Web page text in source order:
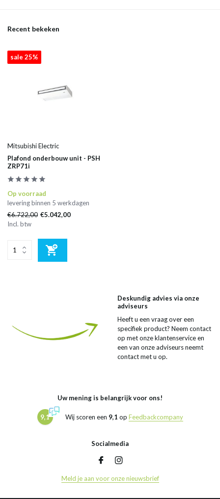
Recent bekeken
sale 25%
Mitsubishi Electric
Plafond onderbouw unit - PSH
ZRP71i
Op voorraad
levering binnen 5 werkdagen
€6.722,00 €5.042,00
Incl. btw
Deskundig advies via onze
adviseurs
Heeft u een vraag over een
specifiek product? Neem contact
op met onze klantenservice en
een van onze adviseurs neemt
contact met u op.
Uw mening is belangrijk voor ons!
9,1 Wij scoren een 9,1 op Feedbackcompany
Socialmedia
Meld je aan voor onze nieuwsbrief